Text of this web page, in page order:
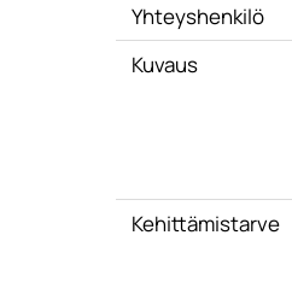
Yhteyshenkilö
Kuvaus
Kehittämistarve